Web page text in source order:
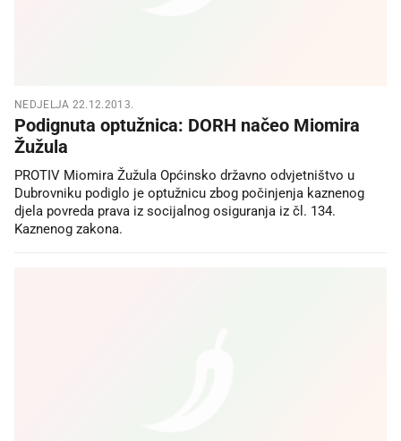
NEDJELJA 22.12.2013.
Podignuta optužnica: DORH načeo Miomira
Žužula
PROTIV Miomira Žužula Općinsko državno odvjetništvo u
Dubrovniku podiglo je optužnicu zbog počinjenja kaznenog
djela povreda prava iz socijalnog osiguranja iz čl. 134.
Kaznenog zakona.